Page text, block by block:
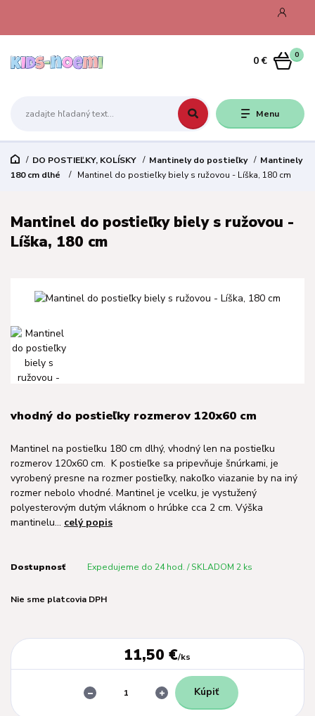
Menu
0
0 €
DO POSTIEĽKY, KOLÍSKY Mantinely do postieľky
Mantinely
180 cm dlhé
Mantinel do postieľky biely s ružovou - Líška, 180 cm
Mantinel do postieľky biely s ružovou -
Líška, 180 cm
vhodný do postieľky rozmerov 120x60 cm
Mantinel na postieľku 180 cm dlhý, vhodný len na postieľku
rozmerov 120x60 cm. K postieľke sa pripevňuje šnúrkami, je
vyrobený presne na rozmer postieľky, nakoľko viazanie by na iný
rozmer nebolo vhodné. Mantinel je vcelku, je vystužený
polyesterovým dutým vláknom o hrúbke cca 2 cm. Výška
mantinelu... celý popis
Dostupnosť Expedujeme do 24 hod. / SKLADOM 2 ks
Nie sme platcovia DPH
11,50 €/ks
Kúpiť